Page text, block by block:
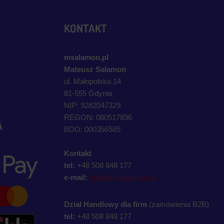
KONTAKT
msalamon.pl
Mateusz Salamon
ul. Małopolska 14
81-555 Gdynia
NIP: 9282047329
REGON: 080517896
BDO: 000356585
Kontakt
tel: +48 508 848 177
e-mail: sklep@msalamon.pl
Dział Handlowy dla firm (zamówienia B2B)
tel: +48 508 848 177